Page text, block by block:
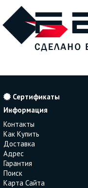
Сертификаты
Информация
Контакты
Как Купить
Доставка
Адрес
Гарантия
Поиск
Карта Сайта